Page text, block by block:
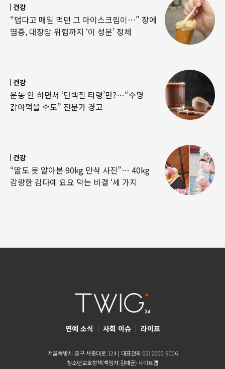
건강
“덥다고 매일 먹던 그 아이스크림이…” 장에
염증, 대장암 위험까지 ‘이 성분’ 정체
건강
운동 안 하면서 ‘단백질 타령’만?…“수명
갉아먹을 수도” 전문가 경고
건강
“딸도 못 알아본 90kg 만삭 사진”… 40kg
감량한 김다예 요요 막는 비결 ‘세 가지
연예 소식 | 사회 이슈 | 라이프
서울특별시 중구 세종대로 124 | 대표전화 02) 2000-9006
청소년보호정책(책임자:김태균)사이트맵